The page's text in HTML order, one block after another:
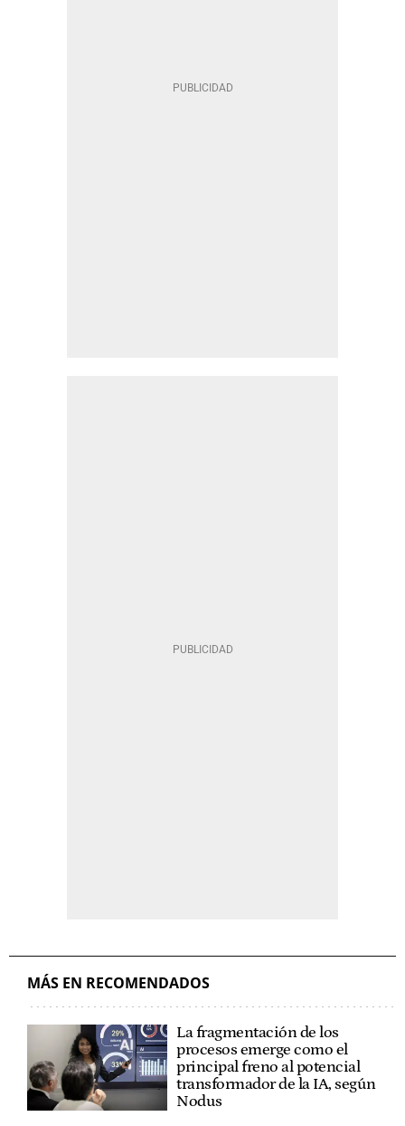
MÁS EN RECOMENDADOS
La fragmentación de los
procesos emerge como el
principal freno al potencial
transformador de la IA, según
Nodus